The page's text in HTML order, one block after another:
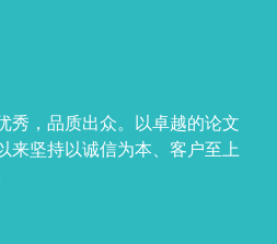
秀，品质出众。以卓越的论文
来坚持以诚信为本、客户至上